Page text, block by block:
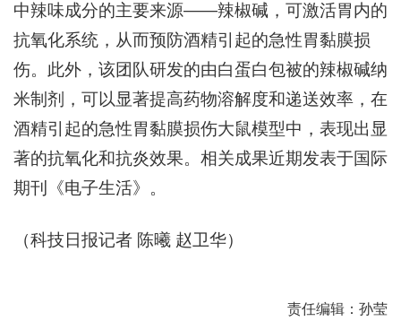
中辣味成分的主要来源——辣椒碱，可激活胃内的
抗氧化系统，从而预防酒精引起的急性胃黏膜损
伤。此外，该团队研发的由白蛋白包被的辣椒碱纳
米制剂，可以显著提高药物溶解度和递送效率，在
酒精引起的急性胃黏膜损伤大鼠模型中，表现出显
著的抗氧化和抗炎效果。相关成果近期发表于国际
期刊《电子生活》。
（科技日报记者 陈曦 赵卫华）
责任编辑：孙莹